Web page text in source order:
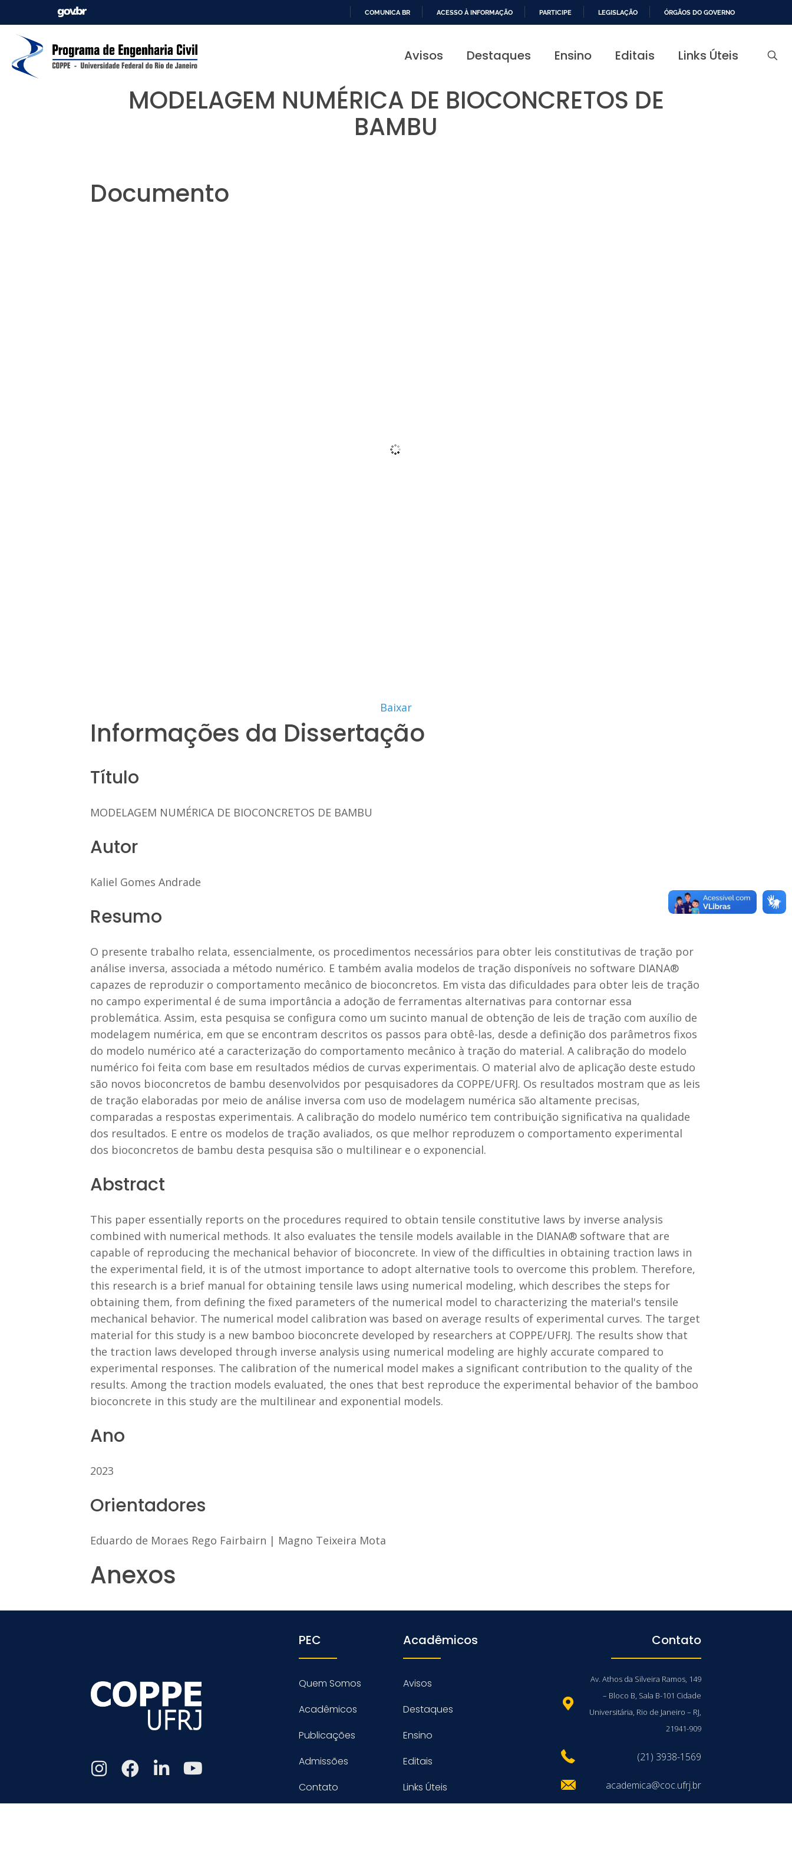
PARA
COMUNICA BR ACESSO À INFORMAÇÃO PARTICIPE LEGISLAÇÃO ÓRGÃOS DO GOVERNO
Avisos Destaques Ensino Editais Links Úteis
MODELAGEM NUMÉRICA DE BIOCONCRETOS DE
BAMBU
Documento
Baixar
Informações da Dissertação
Título
MODELAGEM NUMÉRICA DE BIOCONCRETOS DE BAMBU
Autor
Kaliel Gomes Andrade
Resumo
O presente trabalho relata, essencialmente, os procedimentos necessários para obter leis constitutivas de tração por
análise inversa, associada a método numérico. E também avalia modelos de tração disponíveis no software DIANA®
capazes de reproduzir o comportamento mecânico de bioconcretos. Em vista das dificuldades para obter leis de tração
no campo experimental é de suma importância a adoção de ferramentas alternativas para contornar essa
problemática. Assim, esta pesquisa se configura como um sucinto manual de obtenção de leis de tração com auxílio de
modelagem numérica, em que se encontram descritos os passos para obtê-las, desde a definição dos parâmetros fixos
do modelo numérico até a caracterização do comportamento mecânico à tração do material. A calibração do modelo
numérico foi feita com base em resultados médios de curvas experimentais. O material alvo de aplicação deste estudo
são novos bioconcretos de bambu desenvolvidos por pesquisadores da COPPE/UFRJ. Os resultados mostram que as leis
de tração elaboradas por meio de análise inversa com uso de modelagem numérica são altamente precisas,
comparadas a respostas experimentais. A calibração do modelo numérico tem contribuição significativa na qualidade
dos resultados. E entre os modelos de tração avaliados, os que melhor reproduzem o comportamento experimental
dos bioconcretos de bambu desta pesquisa são o multilinear e o exponencial.
Abstract
This paper essentially reports on the procedures required to obtain tensile constitutive laws by inverse analysis
combined with numerical methods. It also evaluates the tensile models available in the DIANA® software that are
capable of reproducing the mechanical behavior of bioconcrete. In view of the difficulties in obtaining traction laws in
the experimental field, it is of the utmost importance to adopt alternative tools to overcome this problem. Therefore,
this research is a brief manual for obtaining tensile laws using numerical modeling, which describes the steps for
obtaining them, from defining the fixed parameters of the numerical model to characterizing the material's tensile
mechanical behavior. The numerical model calibration was based on average results of experimental curves. The target
material for this study is a new bamboo bioconcrete developed by researchers at COPPE/UFRJ. The results show that
the traction laws developed through inverse analysis using numerical modeling are highly accurate compared to
experimental responses. The calibration of the numerical model makes a significant contribution to the quality of the
results. Among the traction models evaluated, the ones that best reproduce the experimental behavior of the bamboo
bioconcrete in this study are the multilinear and exponential models.
Ano
2023
Orientadores
Eduardo de Moraes Rego Fairbairn | Magno Teixeira Mota
Anexos
PEC
Quem Somos
Acadêmicos
Publicações
Admissões
Contato
Acadêmicos
Avisos
Destaques
Ensino
Editais
Links Úteis
Contato
Av. Athos da Silveira Ramos, 149
– Bloco B, Sala B-101 Cidade
Universitária, Rio de Janeiro – RJ,
21941-909
(21) 3938-1569
academica@coc.ufrj.br